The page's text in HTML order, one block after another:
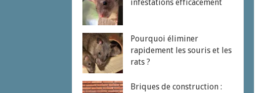
infestations efficacement
Pourquoi éliminer
rapidement les souris et les
rats ?
Briques de construction :